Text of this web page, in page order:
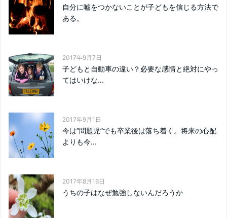
自分に嘘をつかないことが子どもを信じる方法で
ある。
2017年9月7日
子どもと自動車の違い？必要な感情と絶対にやっ
てはいけな...
2017年9月1日
今は”問題児”でも卒業後は落ち着く。将来の心配
よりも今...
2017年8月16日
うちの子はなぜ勉強しないんだろうか